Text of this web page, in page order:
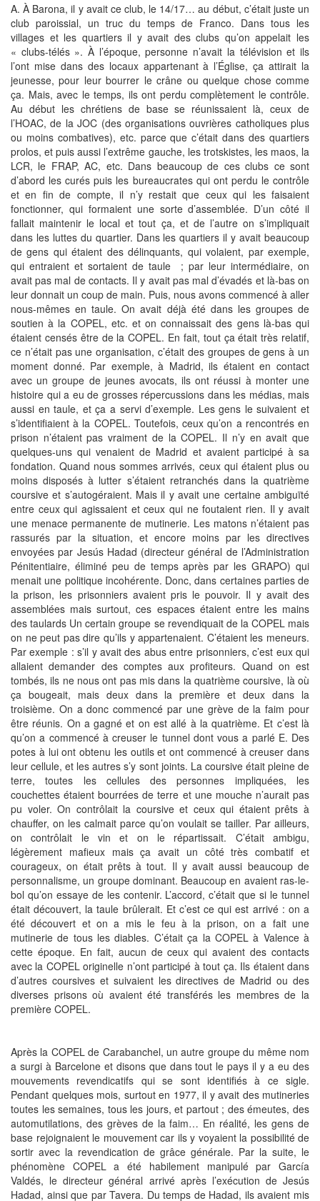
A. À Barona, il y avait ce club, le 14/17… au début, c’était juste un
club paroissial, un truc du temps de Franco. Dans tous les
villages et les quartiers il y avait des clubs qu’on appelait les
« clubs-télés ». À l’époque, personne n’avait la télévision et ils
l’ont mise dans des locaux appartenant à l’Église, ça attirait la
jeunesse, pour leur bourrer le crâne ou quelque chose comme
ça. Mais, avec le temps, ils ont perdu complètement le contrôle.
Au début les chrétiens de base se réunissaient là, ceux de
l’HOAC, de la JOC (des organisations ouvrières catholiques plus
ou moins combatives), etc. parce que c’était dans des quartiers
prolos, et puis aussi l’extrême gauche, les trotskistes, les maos, la
LCR, le FRAP, AC, etc. Dans beaucoup de ces clubs ce sont
d’abord les curés puis les bureaucrates qui ont perdu le contrôle
et en fin de compte, il n’y restait que ceux qui les faisaient
fonctionner, qui formaient une sorte d’assemblée. D’un côté il
fallait maintenir le local et tout ça, et de l’autre on s’impliquait
dans les luttes du quartier. Dans les quartiers il y avait beaucoup
de gens qui étaient des délinquants, qui volaient, par exemple,
qui entraient et sortaient de taule ; par leur intermédiaire, on
avait pas mal de contacts. Il y avait pas mal d’évadés et là-bas on
leur donnait un coup de main. Puis, nous avons commencé à aller
nous-mêmes en taule. On avait déjà été dans les groupes de
soutien à la COPEL, etc. et on connaissait des gens là-bas qui
étaient censés être de la COPEL. En fait, tout ça était très relatif,
ce n’était pas une organisation, c’était des groupes de gens à un
moment donné. Par exemple, à Madrid, ils étaient en contact
avec un groupe de jeunes avocats, ils ont réussi à monter une
histoire qui a eu de grosses répercussions dans les médias, mais
aussi en taule, et ça a servi d’exemple. Les gens le suivaient et
s’identifiaient à la COPEL. Toutefois, ceux qu’on a rencontrés en
prison n’étaient pas vraiment de la COPEL. Il n’y en avait que
quelques-uns qui venaient de Madrid et avaient participé à sa
fondation. Quand nous sommes arrivés, ceux qui étaient plus ou
moins disposés à lutter s’étaient retranchés dans la quatrième
coursive et s’autogéraient. Mais il y avait une certaine ambiguïté
entre ceux qui agissaient et ceux qui ne foutaient rien. Il y avait
une menace permanente de mutinerie. Les matons n’étaient pas
rassurés par la situation, et encore moins par les directives
envoyées par Jesús Hadad (directeur général de l’Administration
Pénitentiaire, éliminé peu de temps après par les GRAPO) qui
menait une politique incohérente. Donc, dans certaines parties de
la prison, les prisonniers avaient pris le pouvoir. Il y avait des
assemblées mais surtout, ces espaces étaient entre les mains
des taulards Un certain groupe se revendiquait de la COPEL mais
on ne peut pas dire qu’ils y appartenaient. C’étaient les meneurs.
Par exemple : s’il y avait des abus entre prisonniers, c’est eux qui
allaient demander des comptes aux profiteurs. Quand on est
tombés, ils ne nous ont pas mis dans la quatrième coursive, là où
ça bougeait, mais deux dans la première et deux dans la
troisième. On a donc commencé par une grève de la faim pour
être réunis. On a gagné et on est allé à la quatrième. Et c’est là
qu’on a commencé à creuser le tunnel dont vous a parlé E. Des
potes à lui ont obtenu les outils et ont commencé à creuser dans
leur cellule, et les autres s’y sont joints. La coursive était pleine de
terre, toutes les cellules des personnes impliquées, les
couchettes étaient bourrées de terre et une mouche n’aurait pas
pu voler. On contrôlait la coursive et ceux qui étaient prêts à
chauffer, on les calmait parce qu’on voulait se tailler. Par ailleurs,
on contrôlait le vin et on le répartissait. C’était ambigu,
légèrement mafieux mais ça avait un côté très combatif et
courageux, on était prêts à tout. Il y avait aussi beaucoup de
personnalisme, un groupe dominant. Beaucoup en avaient ras-le-
bol qu’on essaye de les contenir. L’accord, c’était que si le tunnel
était découvert, la taule brûlerait. Et c’est ce qui est arrivé : on a
été découvert et on a mis le feu à la prison, on a fait une
mutinerie de tous les diables. C’était ça la COPEL à Valence à
cette époque. En fait, aucun de ceux qui avaient des contacts
avec la COPEL originelle n’ont participé à tout ça. Ils étaient dans
d’autres coursives et suivaient les directives de Madrid ou des
diverses prisons où avaient été transférés les membres de la
première COPEL.
Après la COPEL de Carabanchel, un autre groupe du même nom
a surgi à Barcelone et disons que dans tout le pays il y a eu des
mouvements revendicatifs qui se sont identifiés à ce sigle.
Pendant quelques mois, surtout en 1977, il y avait des mutineries
toutes les semaines, tous les jours, et partout ; des émeutes, des
automutilations, des grèves de la faim… En réalité, les gens de
base rejoignaient le mouvement car ils y voyaient la possibilité de
sortir avec la revendication de grâce générale. Par la suite, le
phénomène COPEL a été habilement manipulé par García
Valdés, le directeur général arrivé après l’exécution de Jesús
Hadad, ainsi que par Tavera. Du temps de Hadad, ils avaient mis